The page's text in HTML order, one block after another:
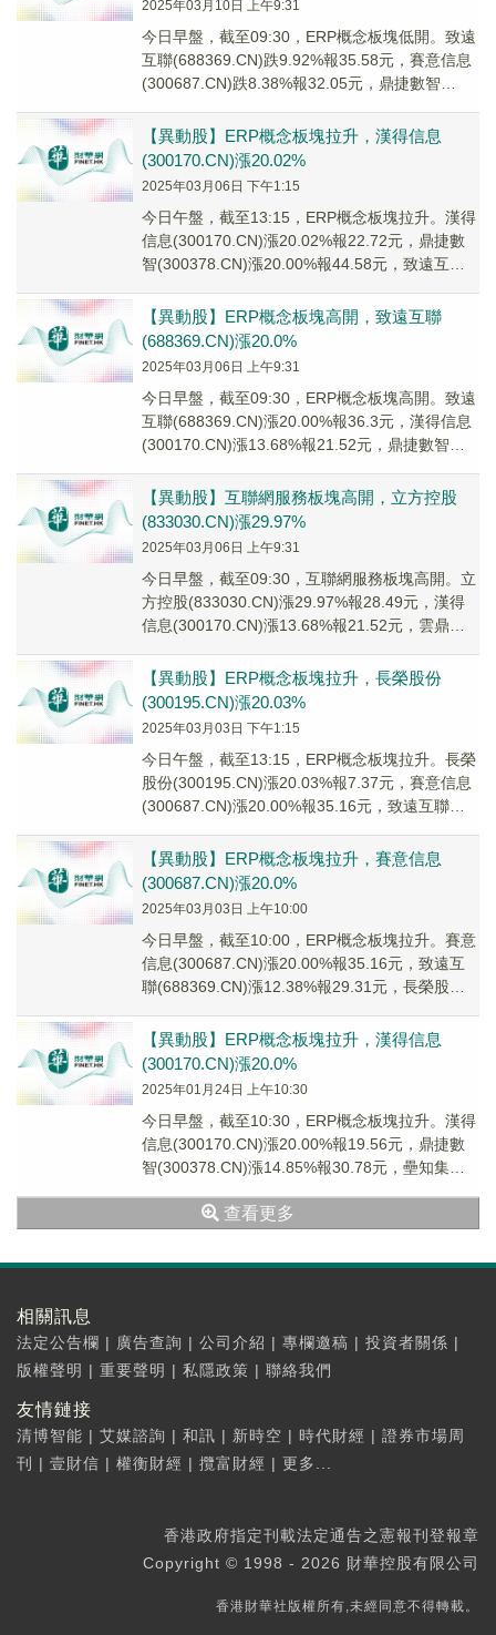
2025年03月10日 上午9:31
今日早盤，截至09:30，ERP概念板塊低開。致遠
互聯(688369.CN)跌9.92%報35.58元，賽意信息
(300687.CN)跌8.38%報32.05元，鼎捷數智
【異動股】ERP概念板塊拉升，漢得信息
(300170.CN)漲20.02%
2025年03月06日 下午1:15
今日午盤，截至13:15，ERP概念板塊拉升。漢得
信息(300170.CN)漲20.02%報22.72元，鼎捷數
智(300378.CN)漲20.00%報44.58元，致遠互聯
【異動股】ERP概念板塊高開，致遠互聯
(688369.CN)漲20.0%
2025年03月06日 上午9:31
今日早盤，截至09:30，ERP概念板塊高開。致遠
互聯(688369.CN)漲20.00%報36.3元，漢得信息
(300170.CN)漲13.68%報21.52元，鼎捷數智
【異動股】互聯網服務板塊高開，立方控股
(833030.CN)漲29.97%
2025年03月06日 上午9:31
今日早盤，截至09:30，互聯網服務板塊高開。立
方控股(833030.CN)漲29.97%報28.49元，漢得
信息(300170.CN)漲13.68%報21.52元，雲鼎科
【異動股】ERP概念板塊拉升，長榮股份
(300195.CN)漲20.03%
2025年03月03日 下午1:15
今日午盤，截至13:15，ERP概念板塊拉升。長榮
股份(300195.CN)漲20.03%報7.37元，賽意信息
(300687.CN)漲20.00%報35.16元，致遠互聯
【異動股】ERP概念板塊拉升，賽意信息
(300687.CN)漲20.0%
2025年03月03日 上午10:00
今日早盤，截至10:00，ERP概念板塊拉升。賽意
信息(300687.CN)漲20.00%報35.16元，致遠互
聯(688369.CN)漲12.38%報29.31元，長榮股份
【異動股】ERP概念板塊拉升，漢得信息
(300170.CN)漲20.0%
2025年01月24日 上午10:30
今日早盤，截至10:30，ERP概念板塊拉升。漢得
信息(300170.CN)漲20.00%報19.56元，鼎捷數
智(300378.CN)漲14.85%報30.78元，壘知集團
查看更多
相關訊息
法定公告欄 | 廣告查詢 | 公司介紹 | 專欄邀稿 | 投資者關係 |
版權聲明 | 重要聲明 | 私隱政策 | 聯絡我們
友情鏈接
清博智能 | 艾媒諮詢 | 和訊 | 新時空 | 時代財經 | 證券市場周
刊
| 壹財信 | 權衡財經 | 攬富財經 | 更多...
香港政府指定刊載法定通告之憲報刊登報章
Copyright © 1998 - 2026 財華控股有限公司
香港財華社版權所有,未經同意不得轉載。